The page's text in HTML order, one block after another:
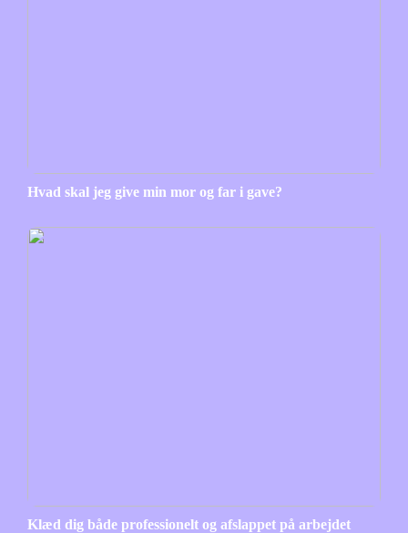
Hvad skal jeg give min mor og far i gave?
Klæd dig både professionelt og afslappet på arbejdet